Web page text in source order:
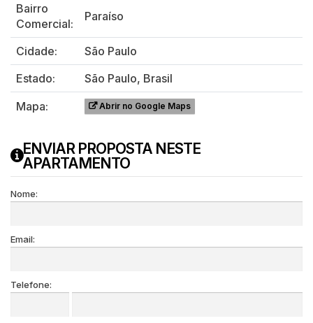
Bairro
Comercial:
Paraíso
Cidade:
São Paulo
Estado:
São Paulo, Brasil
Mapa:
Abrir no Google Maps
ENVIAR PROPOSTA NESTE
APARTAMENTO
Nome:
Email:
Telefone: